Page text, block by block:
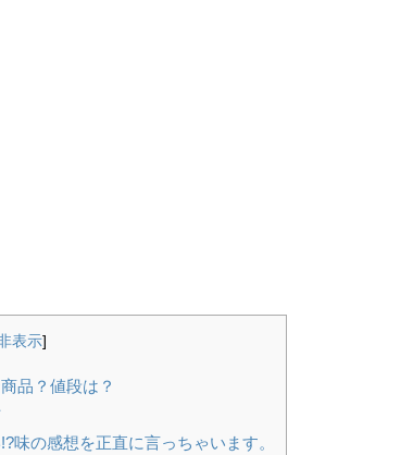
表示]
品？値段は？
味の感想を正直に言っちゃいます。